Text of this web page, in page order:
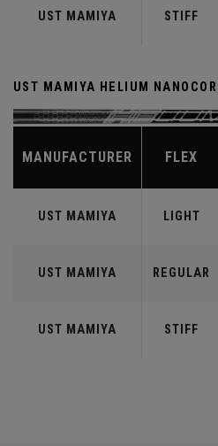
UST MAMIYA STIFF
UST MAMIYA HELIUM
MANUFACTURER FLEX
UST MAMIYA LIGHT
UST MAMIYA REGULAR
UST MAMIYA STIFF